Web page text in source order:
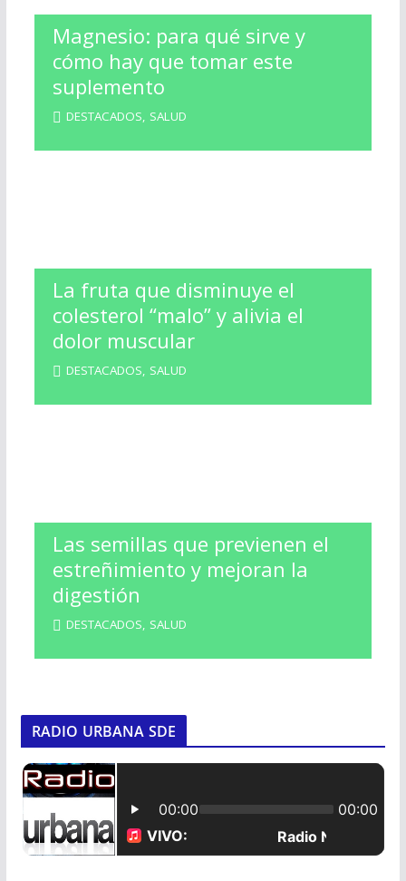
Magnesio: para qué sirve y
cómo hay que tomar este
suplemento
DESTACADOS, SALUD
La fruta que disminuye el
colesterol “malo” y alivia el
dolor muscular
DESTACADOS, SALUD
Las semillas que previenen el
estreñimiento y mejoran la
digestión
DESTACADOS, SALUD
RADIO URBANA SDE